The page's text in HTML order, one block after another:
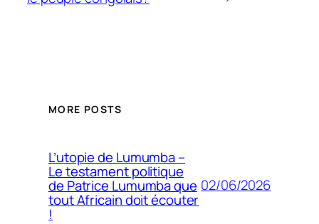
MORE POSTS
L’utopie de Lumumba –
Le testament politique
de Patrice Lumumba que
tout Africain doit écouter
!
02/06/2026